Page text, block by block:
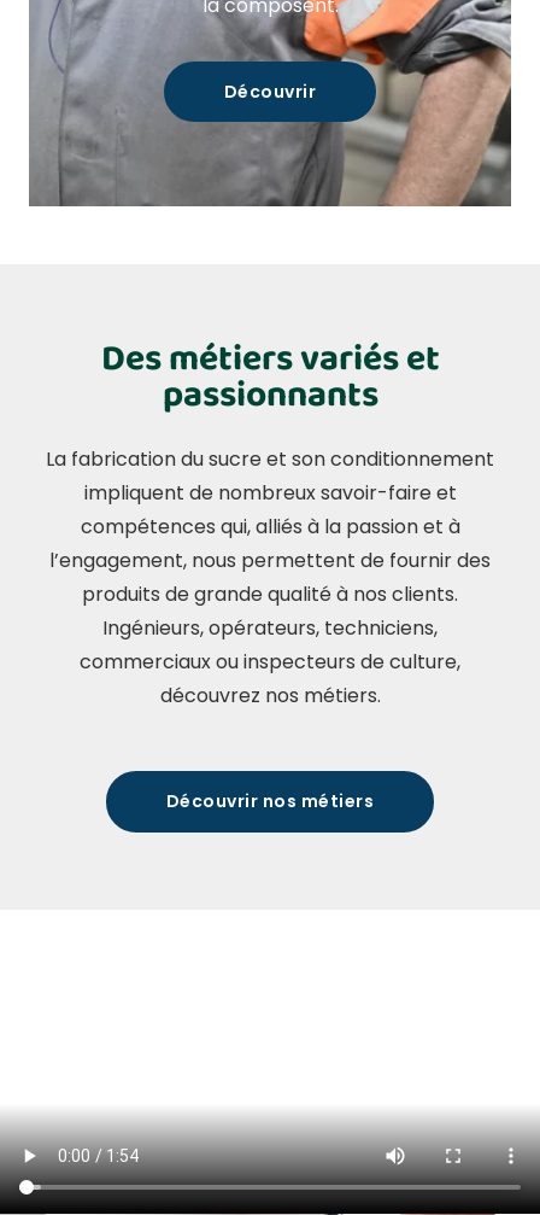
Découvrir
Des métiers variés et
passionnants
La fabrication du sucre et son conditionnement
impliquent de nombreux savoir-faire et
compétences qui, alliés à la passion et à
l’engagement, nous permettent de fournir des
produits de grande qualité à nos clients.
Ingénieurs, opérateurs, techniciens,
commerciaux ou inspecteurs de culture,
découvrez nos métiers.
Découvrir nos métiers